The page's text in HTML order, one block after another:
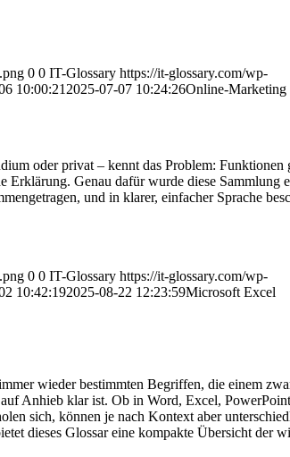
0 0 IT-Glossary https://it-glossary.com/wp-
10:00:21 2025-07-07 10:24:26Online-Marketing
oder privat – kennt das Problem: Funktionen
Genau dafür wurde diese Sammlung
und in klarer, einfacher Sprache
0 0 IT-Glossary https://it-glossary.com/wp-
10:42:192025-08-22 12:23:59Microsoft Excel
wieder bestimmten Begriffen, die einem
Anhieb klar ist. Ob in Word, Excel,
sich, können je nach Kontext aber
dieses Glossar eine kompakte Übersicht der